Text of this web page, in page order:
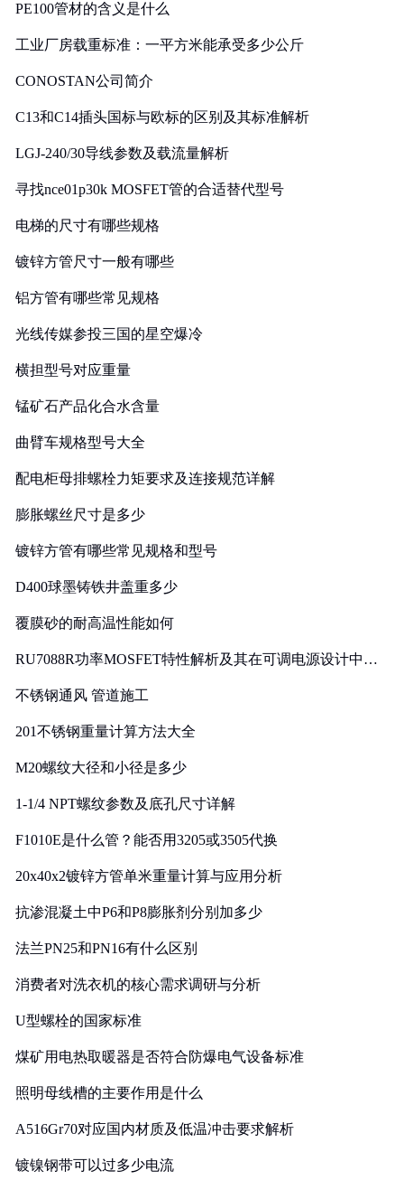
PE100管材的含义是什么
工业厂房载重标准：一平方米能承受多少公斤
CONOSTAN公司简介
C13和C14插头国标与欧标的区别及其标准解析
LGJ-240/30导线参数及载流量解析
寻找nce01p30k MOSFET管的合适替代型号
电梯的尺寸有哪些规格
镀锌方管尺寸一般有哪些
铝方管有哪些常见规格
光线传媒参投三国的星空爆冷
横担型号对应重量
锰矿石产品化合水含量
曲臂车规格型号大全
配电柜母排螺栓力矩要求及连接规范详解
膨胀螺丝尺寸是多少
镀锌方管有哪些常见规格和型号
D400球墨铸铁井盖重多少
覆膜砂的耐高温性能如何
RU7088R功率MOSFET特性解析及其在可调电源设计中的
不锈钢通风 管道施工
201不锈钢重量计算方法大全
M20螺纹大径和小径是多少
1-1/4 NPT螺纹参数及底孔尺寸详解
F1010E是什么管？能否用3205或3505代换
20x40x2镀锌方管单米重量计算与应用分析
抗渗混凝土中P6和P8膨胀剂分别加多少
法兰PN25和PN16有什么区别
消费者对洗衣机的核心需求调研与分析
U型螺栓的国家标准
煤矿用电热取暖器是否符合防爆电气设备标准
照明母线槽的主要作用是什么
A516Gr70对应国内材质及低温冲击要求解析
镀镍钢带可以过多少电流